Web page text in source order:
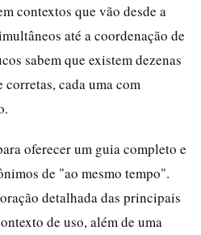
contextos que vão desde a
até a coordenação de
sabem que existem dezenas
cada uma com
oferecer um guia completo e
de "ao mesmo tempo".
detalhada das principais
de uso, além de uma